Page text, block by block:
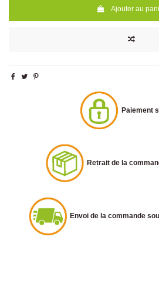
Ajouter au
Paiement
Retrait de la
Envoi de la commande